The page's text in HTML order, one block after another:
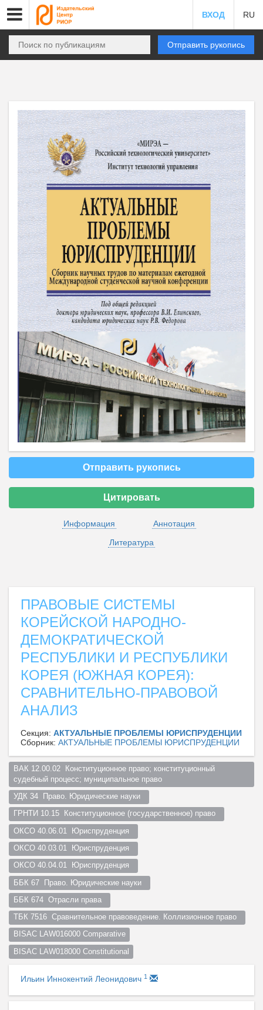
ВХОД RU
Отправить рукопись
Отправить рукопись
Цитировать
Информация
Аннотация
Литература
ПРАВОВЫЕ СИСТЕМЫ
КОРЕЙСКОЙ НАРОДНО-
ДЕМОКРАТИЧЕСКОЙ
РЕСПУБЛИКИ И РЕСПУБЛИКИ
КОРЕЯ (ЮЖНАЯ КОРЕЯ):
СРАВНИТЕЛЬНО-ПРАВОВОЙ
АНАЛИЗ
Секция: АКТУАЛЬНЫЕ ПРОБЛЕМЫ ЮРИСПРУДЕНЦИИ
Сборник: АКТУАЛЬНЫЕ ПРОБЛЕМЫ ЮРИСПРУДЕНЦИИ
ВАК 12.00.02  Конституционное право; конституционный
судебный процесс; муниципальное право
УДК 34  Право. Юридические науки
ГРНТИ 10.15  Конституционное (государственное) право
ОКСО 40.06.01  Юриспруденция
ОКСО 40.03.01  Юриспруденция
ОКСО 40.04.01  Юриспруденция
ББК 67  Право. Юридические науки
ББК 674  Отрасли права
ТБК 7516  Сравнительное правоведение. Коллизионное право
BISAC LAW016000 Comparative
BISAC LAW018000 Constitutional
Ильин Иннокентий Леонидович 1